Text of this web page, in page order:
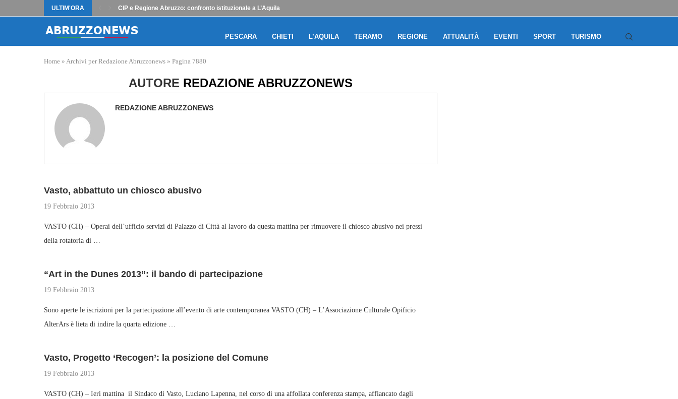
ULTIM'ORA CIP e Regione Abruzzo: confronto istituzionale a L’Aquila
PESCARA CHIETI L’AQUILA TERAMO REGIONE ATTUALITÀ EVENTI SPORT TURISMO
Home » Archivi per Redazione Abruzzonews » Pagina 7880
AUTORE REDAZIONE ABRUZZONEWS
REDAZIONE ABRUZZONEWS
Vasto, abbattuto un chiosco abusivo
19 Febbraio 2013
VASTO (CH) – Operai dell’ufficio servizi di Palazzo di Città al lavoro da questa mattina per rimuovere il chiosco abusivo nei pressi
della rotatoria di …
“Art in the Dunes 2013”: il bando di partecipazione
19 Febbraio 2013
Sono aperte le iscrizioni per la partecipazione all’evento di arte contemporanea VASTO (CH) – L’Associazione Culturale Opificio
AlterArs è lieta di indire la quarta edizione …
Vasto, Progetto ‘Recogen’: la posizione del Comune
19 Febbraio 2013
VASTO (CH) – Ieri mattina il Sindaco di Vasto, Luciano Lapenna, nel corso di una affollata conferenza stampa, affiancato dagli